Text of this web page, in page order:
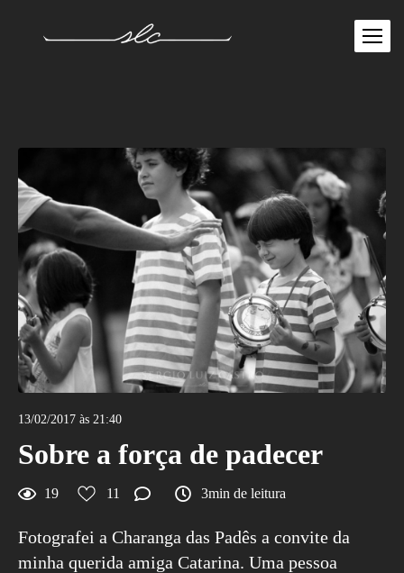
13/02/2017 às 21:40
Sobre a força de padecer
19 11 3min de leitura
Fotografei a Charanga das Padês a convite da
minha querida amiga Catarina. Uma pessoa